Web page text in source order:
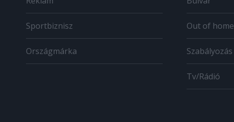
Sportbiznisz
Országmárka
Out of home
Szabályozás
Tv/Rádió